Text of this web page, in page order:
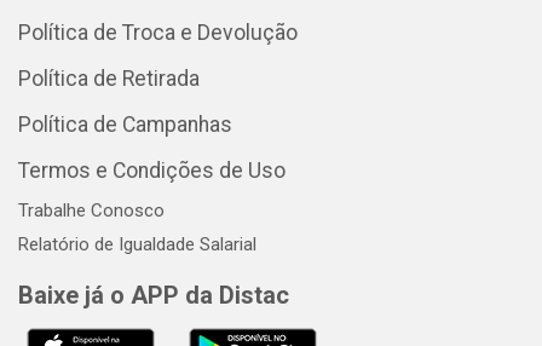
Política de Troca e Devolução
Política de Retirada
Política de Campanhas
Termos e Condições de Uso
Trabalhe Conosco
Relatório de Igualdade Salarial
Baixe já o APP da Distac